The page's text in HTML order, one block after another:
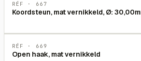
RÉF · 667
Koordsteun, mat vernikkeld, Ø:
RÉF · 669
Open haak, mat vernikkeld